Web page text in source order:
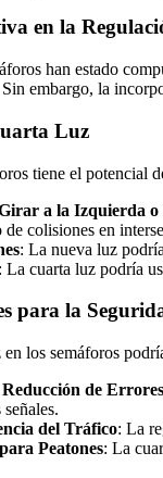
en la
han estado
embargo, la
Luz
tiene el potencial
a la Izquierda o
colisiones en
: La nueva luz
: La cuarta luz podría
para la
los semáforos
de Errores
del Tráfico: La
Peatones: La